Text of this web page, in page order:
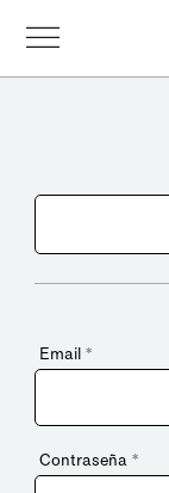
Email *
Contraseña *